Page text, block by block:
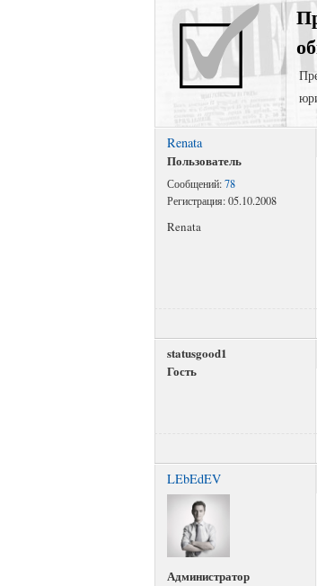
Renata
Пользователь
Сообщений:78
Регистрация:05.10.2008
Renata
statusgood1
Гость
LEbEdEV
Администратор